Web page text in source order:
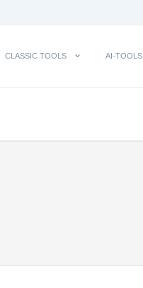
CLASSIC TOOLS AI-TOOLS